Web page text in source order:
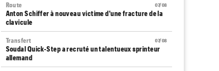
07/08
Route
Anton Schiffer à nouveau victime d'une fracture de la
clavicule
07/08
Transfert
Soudal Quick-Step a recruté un talentueux sprinteur
allemand